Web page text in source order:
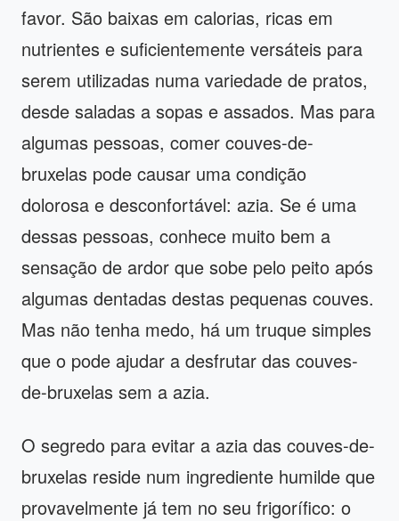
favor. São baixas em calorias, ricas em
nutrientes e suficientemente versáteis para
serem utilizadas numa variedade de pratos,
desde saladas a sopas e assados. Mas para
algumas pessoas, comer couves-de-
bruxelas pode causar uma condição
dolorosa e desconfortável: azia. Se é uma
dessas pessoas, conhece muito bem a
sensação de ardor que sobe pelo peito após
algumas dentadas destas pequenas couves.
Mas não tenha medo, há um truque simples
que o pode ajudar a desfrutar das couves-
de-bruxelas sem a azia.
O segredo para evitar a azia das couves-de-
bruxelas reside num ingrediente humilde que
provavelmente já tem no seu frigorífico: o